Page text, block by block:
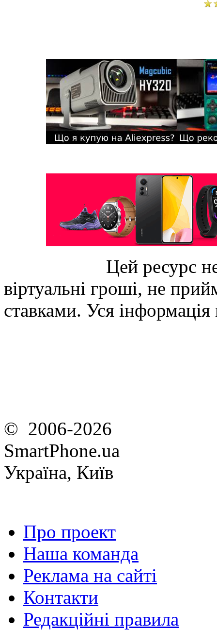
Цей ресурс
віртуальні гроші, не
ставками. Уся
© 2006-2026
SmartPhone.ua
Україна, Київ
Про проект
Наша команда
Реклама на сайті
Контакти
Редакційні правила